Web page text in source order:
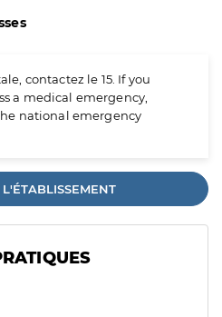
contactez le 15. If you
a medical emergency,
national emergency